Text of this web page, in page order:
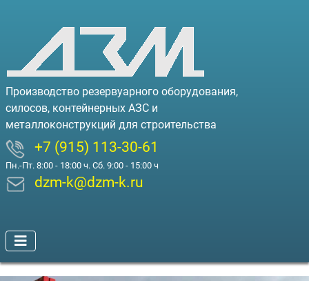
Производство резервуарного оборудования,
силосов, контейнерных АЗС и
металлоконструкций для строительства
+7 (915) 113-30-61
Пн.-Пт. 8:00 - 18:00 ч. Сб. 9:00 - 15:00 ч
dzm-k@dzm-k.ru